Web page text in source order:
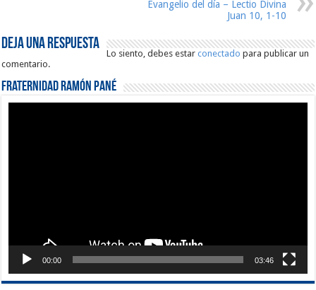
Evangelio del día – Lectio Divina
Juan 10, 1-10
Deja una respuesta
Lo siento, debes estarconectado para publicar un
comentario.
Fraternidad Ramón Pané
00:00 03:46